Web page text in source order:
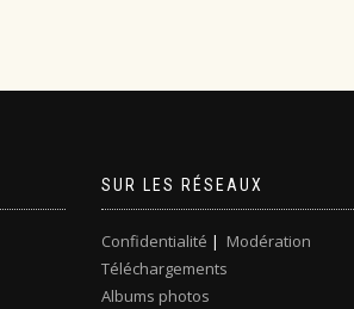
SUR LES RÉSEAUX
Confidentialité | Modération
Téléchargements
Albums photos